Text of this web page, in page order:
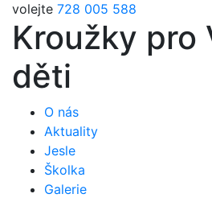
volejte 728 005 588
Kroužky pro
děti
O nás
Aktuality
Jesle
Školka
Galerie